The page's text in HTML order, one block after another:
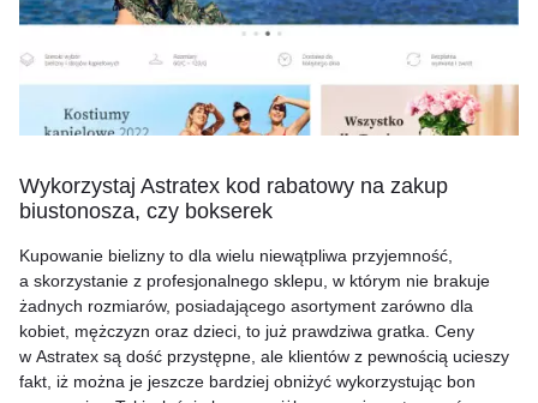
Wykorzystaj Astratex kod rabatowy na zakup
biustonosza, czy bokserek
Kupowanie bielizny to dla wielu niewątpliwa przyjemność,
a skorzystanie z profesjonalnego sklepu, w którym nie brakuje
żadnych rozmiarów, posiadającego asortyment zarówno dla
kobiet, mężczyzn oraz dzieci, to już prawdziwa gratka. Ceny
w Astratex są dość przystępne, ale klientów z pewnością ucieszy
fakt, iż można je jeszcze bardziej obniżyć wykorzystując bon